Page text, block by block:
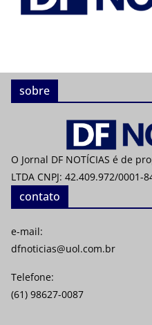
sobre
O Jornal DF NOTÍCIAS é de
LTDA CNPJ: 42.409.972/0001-
contato
e-mail:
dfnoticias@uol.com.br
Telefone:
(61) 98627-0087